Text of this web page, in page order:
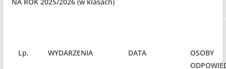
Lp. WYDARZENIA DATA
OSOBY